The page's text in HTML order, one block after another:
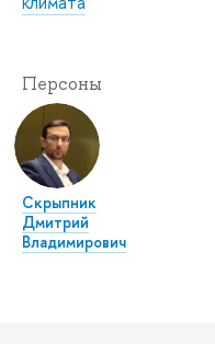
Персоны
Скрыпник
Дмитрий
Владимирович